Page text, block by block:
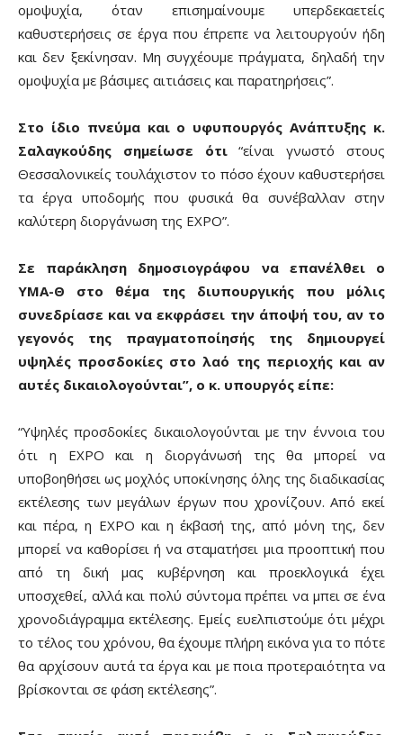
ομοψυχία, όταν επισημαίνουμε υπερδεκαετείς
καθυστερήσεις σε έργα που έπρεπε να λειτουργούν ήδη
και δεν ξεκίνησαν. Μη συγχέουμε πράγματα, δηλαδή την
ομοψυχία με βάσιμες αιτιάσεις και παρατηρήσεις”.
Στο ίδιο πνεύμα και ο υφυπουργός Ανάπτυξης κ.
Σαλαγκούδης σημείωσε ότι“είναι γνωστό στους
Θεσσαλονικείς τουλάχιστον το πόσο έχουν καθυστερήσει
τα έργα υποδομής που φυσικά θα συνέβαλλαν στην
καλύτερη διοργάνωση της ΕΧΡΟ”.
Σε παράκληση δημοσιογράφου να επανέλθει ο
ΥΜΑ-Θ στο θέμα της διυπουργικής που μόλις
συνεδρίασε και να εκφράσει την άποψή του, αν το
γεγονός της πραγματοποίησής της δημιουργεί
υψηλές προσδοκίες στο λαό της περιοχής και αν
αυτές δικαιολογούνται”, ο κ. υπουργός είπε:
“Υψηλές προσδοκίες δικαιολογούνται με την έννοια του
ότι η ΕΧΡΟ και η διοργάνωσή της θα μπορεί να
υποβοηθήσει ως μοχλός υποκίνησης όλης της διαδικασίας
εκτέλεσης των μεγάλων έργων που χρονίζουν. Από εκεί
και πέρα, η ΕΧΡΟ και η έκβασή της, από μόνη της, δεν
μπορεί να καθορίσει ή να σταματήσει μια προοπτική που
από τη δική μας κυβέρνηση και προεκλογικά έχει
υποσχεθεί, αλλά και πολύ σύντομα πρέπει να μπει σε ένα
χρονοδιάγραμμα εκτέλεσης. Εμείς ευελπιστούμε ότι μέχρι
το τέλος του χρόνου, θα έχουμε πλήρη εικόνα για το πότε
θα αρχίσουν αυτά τα έργα και με ποια προτεραιότητα να
βρίσκονται σε φάση εκτέλεσης”.